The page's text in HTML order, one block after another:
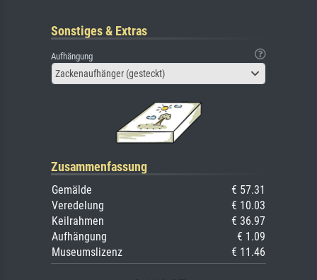
Sonstiges & Extras
Aufhängung
Zackenaufhänger (gesteckt)
Zusammenfassung
Gemälde
€ 57.31
Veredelung
€ 10.03
Keilrahmen
€ 36.97
Aufhängung
€ 1.09
Museumslizenz
€ 11.46